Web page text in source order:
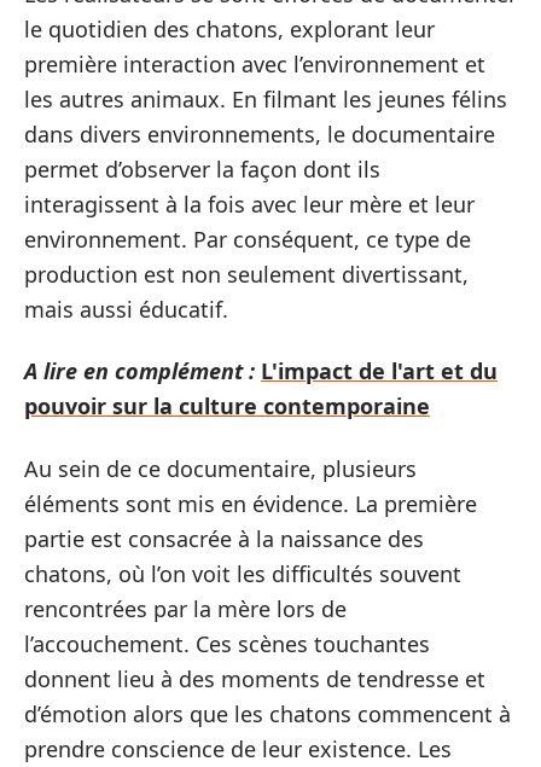
le quotidien des chatons, explorant leur
première interaction avec l’environnement et
les autres animaux. En filmant les jeunes félins
dans divers environnements, le documentaire
permet d’observer la façon dont ils
interagissent à la fois avec leur mère et leur
environnement. Par conséquent, ce type de
production est non seulement divertissant,
mais aussi éducatif.
A lire en complément : L'impact de l'art et du
pouvoir sur la culture contemporaine
Au sein de ce documentaire, plusieurs
éléments sont mis en évidence. La première
partie est consacrée à la naissance des
chatons, où l’on voit les difficultés souvent
rencontrées par la mère lors de
l’accouchement. Ces scènes touchantes
donnent lieu à des moments de tendresse et
d’émotion alors que les chatons commencent à
prendre conscience de leur existence. Les